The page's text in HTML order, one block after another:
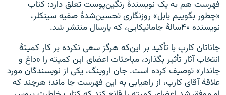
فهرست هم به یک نویسندهٔ رنگین‌پوست تعلق دارد: کتاب
«چطور بگوییم بابل» روزنگاری تحسین‌شدهٔ صفیه سینکلر،
نویسنده ۴۰سالهٔ جامائیکایی، که پارسال منتشر شد.
جاناتان کارپ با تأکید بر این‌که هرگز سعی نکرده بر کار کمیتهٔ
انتخاب آثار تأثیر بگذارد، مباحثات اعضای این کمیته را «داغ و
جاندار» توصیف کرده است. جان اروینگ، یکی از نویسندگان مورد
علاقهٔ آقای کارپ، از راهیابی به این فهرست جا ماند؛ هرچند که